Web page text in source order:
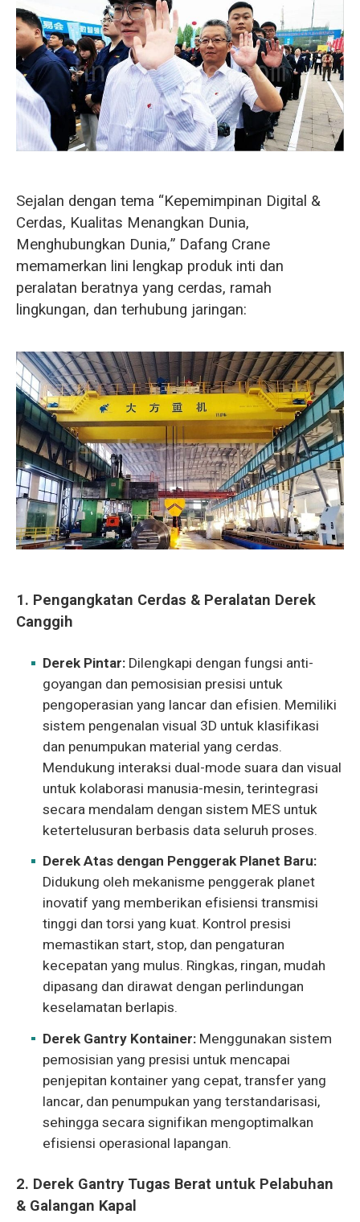
Sejalan dengan tema “Kepemimpinan Digital &
Cerdas, Kualitas Menangkan Dunia,
Menghubungkan Dunia,” Dafang Crane
memamerkan lini lengkap produk inti dan
peralatan beratnya yang cerdas, ramah
lingkungan, dan terhubung jaringan:
1. Pengangkatan Cerdas & Peralatan Derek
Canggih
Derek Pintar: Dilengkapi dengan fungsi anti-
goyangan dan pemosisian presisi untuk
pengoperasian yang lancar dan efisien. Memiliki
sistem pengenalan visual 3D untuk klasifikasi
dan penumpukan material yang cerdas.
Mendukung interaksi dual-mode suara dan visual
untuk kolaborasi manusia-mesin, terintegrasi
secara mendalam dengan sistem MES untuk
ketertelusuran berbasis data seluruh proses.
Derek Atas dengan Penggerak Planet Baru:
Didukung oleh mekanisme penggerak planet
inovatif yang memberikan efisiensi transmisi
tinggi dan torsi yang kuat. Kontrol presisi
memastikan start, stop, dan pengaturan
kecepatan yang mulus. Ringkas, ringan, mudah
dipasang dan dirawat dengan perlindungan
keselamatan berlapis.
Derek Gantry Kontainer: Menggunakan sistem
pemosisian yang presisi untuk mencapai
penjepitan kontainer yang cepat, transfer yang
lancar, dan penumpukan yang terstandarisasi,
sehingga secara signifikan mengoptimalkan
efisiensi operasional lapangan.
2. Derek Gantry Tugas Berat untuk Pelabuhan
& Galangan Kapal